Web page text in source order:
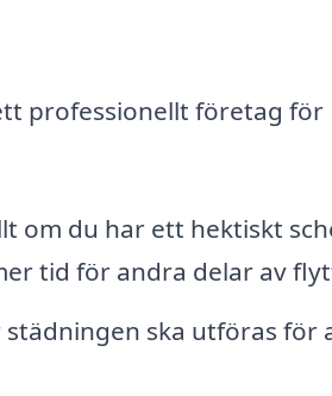
professionellt företag för
om du har ett hektiskt
tid för andra delar av
ska utföras för